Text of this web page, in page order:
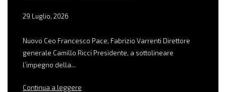
29 Luglio, 2026
Nuovo Ceo Francesco Pace, Fabrizio Varrenti Direttore
generale Camillo Ricci Presidente, a sottolineare
l’impegno della...
Continua a leggere